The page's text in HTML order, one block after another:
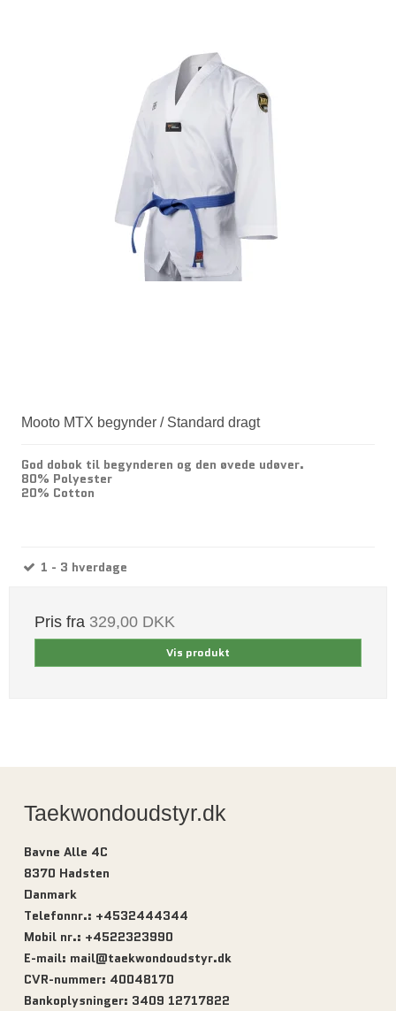
Mooto MTX begynder / Standard dragt
God dobok til begynderen og den øvede udøver.
80% Polyester
20% Cotton
1 - 3 hverdage
Pris fra 329,00 DKK
Vis produkt
Taekwondoudstyr.dk
Bavne Alle 4C
8370 Hadsten
Danmark
Telefonnr.: +4532444344
Mobil nr.: +4522323990
E-mail: mail@taekwondoudstyr.dk
CVR-nummer: 40048170
Bankoplysninger: 3409 12717822